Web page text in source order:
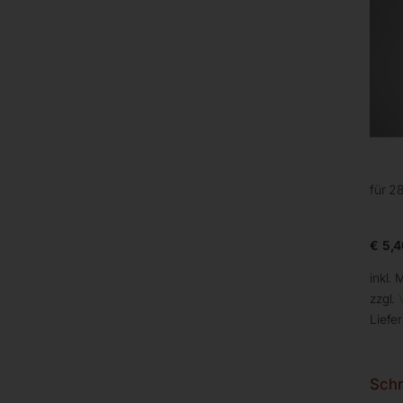
für
€
inkl.
zzgl.